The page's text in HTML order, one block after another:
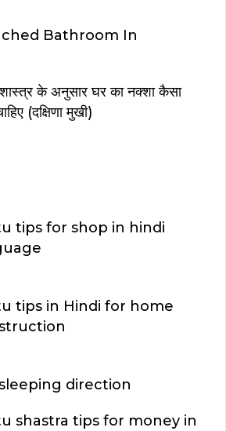
Bathroom In
के अनुसार घर का नक्शा कैसा
(दक्षिणा मुखी)
tips for shop in hindi
tips in Hindi for home
direction
shastra tips for money in